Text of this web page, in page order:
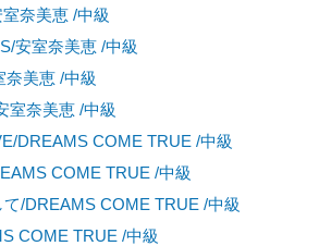
室奈美恵 /中級
安室奈美恵 /中級
奈美恵 /中級
室奈美恵 /中級
DREAMS COME TRUE /中級
COME TRUE /中級
て/DREAMS COME TRUE /中級
COME TRUE /中級